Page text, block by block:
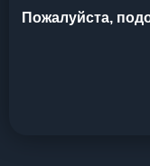
Пожалуйста,